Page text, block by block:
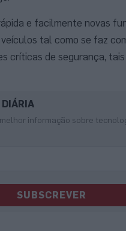
e facilmente novas
tal como se faz
críticas de segurança,
informação sobre
SUBSCREVER